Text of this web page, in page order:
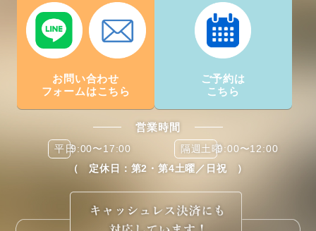
お問い合わせ
フォームは こちら
ご予約は
こちら
営業時間
平日9:00〜17:00 隔週土曜9:00〜12:00
（ 定休日：第2・第4土曜／日祝 ）